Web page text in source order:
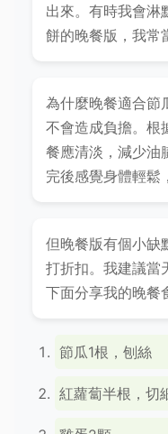
出來。有時我會淋
餅的晚餐版，我常
為什麼晚餐適合節
不會造成負擔。根
餐應清淡，減少油
完後感覺身體輕鬆
但晚餐版有個小缺
打折扣。我建議當
下面分享我的晚餐
節瓜1根，刨絲
紅蘿蔔半根，切